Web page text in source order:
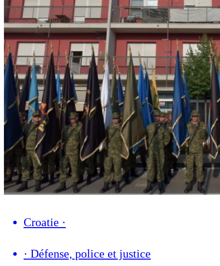
Croatie ·
· Défense, police et justice